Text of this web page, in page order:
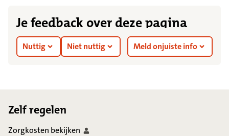
Je feedback over deze pagina
Nuttig Niet nuttig Meld onjuiste info
Zelf regelen
Zorgkosten bekijken